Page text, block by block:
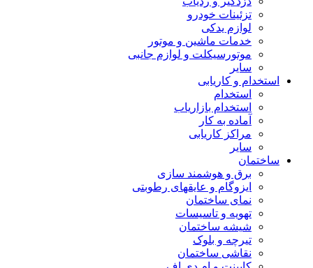
تزئینات خودرو
لوازم یدکی
خدمات ماشین و موتور
موتورسیکلت و لوازم جانبی
سایر
استخدام و کاریابی
استخدام
استخدام بازاریاب
آماده به کار
مراکز کاریابی
سایر
ساختمان
برق و هوشمند سازی
ایزوگام و عایقهای رطوبتی
نمای ساختمان
تهویه و تاسیسات
شیشه ساختمان
تیرچه و بلوک
نقاشی ساختمان